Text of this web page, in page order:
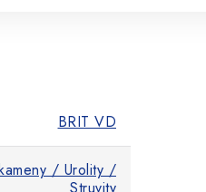
BRIT VD
/ Urolity /